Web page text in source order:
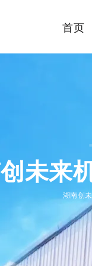
首页
未来
湖南创